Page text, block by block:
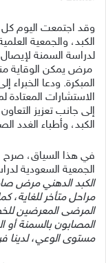
وقد اجتمعت اليوم كل
الكبد، والجمعية
لدراسة السمنة
مرض يمكن الوقاية
المبكرة. ودعا
الاستشارات المعتادة
إلى جانب تعزيز
الكبد، وأطباء الغدد
في هذا السياق، صرح
الجمعية السعودية
الكبد الدهني مرض
مراحل متأخر للغاية،
المرضى المعرضين
المصابون بالسمنة
مستوى الوعي، لدينا